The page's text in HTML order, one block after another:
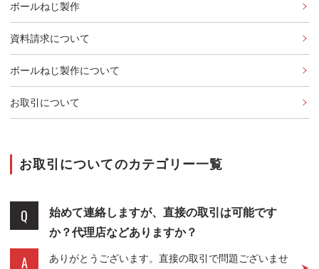
ボールねじ製作
資料請求について
ボールねじ製作について
お取引について
お取引についてのカテゴリー一覧
始めて連絡しますが、直接の取引は可能です
か？代理店などありますか？
ありがとうございます。直接の取引で問題ございませ